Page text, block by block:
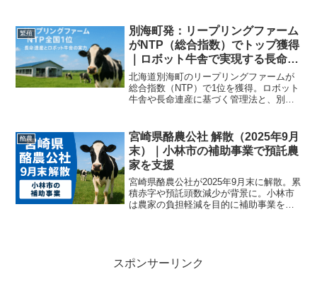
繁殖
別海町発：リープリングファーム
がNTP（総合指数）でトップ獲得
｜ロボット牛舎で実現する長命連
産
北海道別海町のリープリングファームが
総合指数（NTP）で1位を獲得。ロボット
牛舎や長命連産に基づく管理法と、別海
酪農
宮崎県酪農公社 解散（2025年9月
末）｜小林市の補助事業で預託農
家を支援
宮崎県酪農公社が2025年9月末に解散。累
積赤字や預託頭数減少が背景に。小林市
は農家の負担軽減を目的に補助事業を導
スポンサーリンク